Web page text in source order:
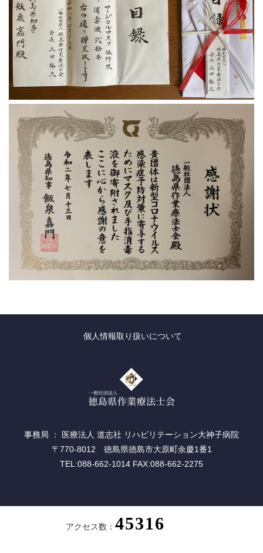
個人情報取り扱いについて
事務局 ： 医療法人 道志社 リハビリテーション大神子病院
〒770-8012 徳島県徳島市大原町余慶1番1
TEL:088-662-1014 FAX:088-662-2275
アクセス数：